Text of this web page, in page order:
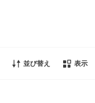
並び替え 表示